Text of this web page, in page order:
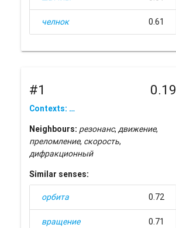
челнок 0.61
#1 0.19
Contexts: …
Neighbours: резонанс,движение,
преломление, скорость,
дифракционный
Similar senses:
орбита 0.72
вращение 0.71